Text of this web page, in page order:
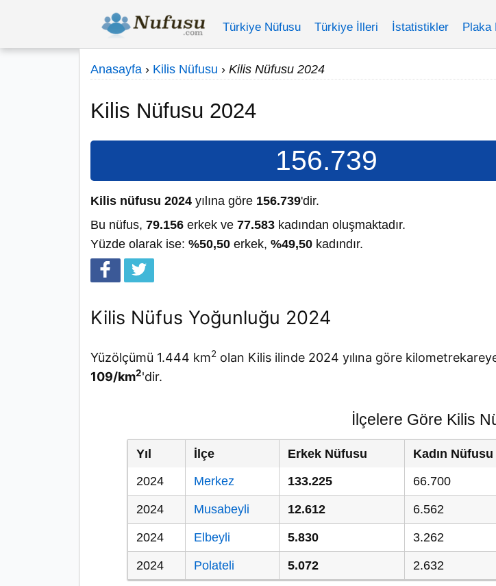
Türkiye Nüfusu Türkiye İlleri İstatistikler Plaka
Anasayfa › Kilis Nüfusu › Kilis Nüfusu 2024
Kilis Nüfusu 2024
156.739
Kilis nüfusu 2024 yılına göre 156.739'dir.
Bu nüfus, 79.156 erkek ve 77.583 kadından oluşmaktadır.
Yüzde olarak ise: %50,50 erkek, %49,50 kadındır.
Kilis Nüfus Yoğunluğu 2024
Yüzölçümü 1.444 km2 olan Kilis ilinde 2024 yılına göre
109/km2'dir.
İlçelere Göre Kilis
Yıl İlçe Erkek Nüfusu Kadın Nüfusu
2024
Merkez 133.225 66.700
2024 Musabeyli 12.612 6.562
2024 Elbeyli 5.830 3.262
2024 Polateli 5.072 2.632